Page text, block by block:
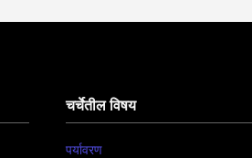
चर्चेतील विषय
पर्यावरण